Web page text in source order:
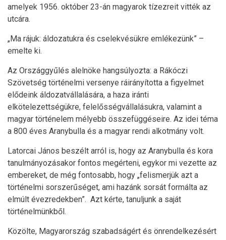
amelyek 1956. október 23-án magyarok tízezreit vitték az
utcára.
„Ma rájuk: áldozatukra és cselekvésükre emlékezünk” –
emelte ki.
Az Országgyűlés alelnöke hangsúlyozta: a Rákóczi
Szövetség történelmi versenye ráirányította a figyelmet
elődeink áldozatvállalására, a haza iránti
elkötelezettségükre, felelősségvállalásukra, valamint a
magyar történelem mélyebb összefüggéseire. Az idei téma
a 800 éves Aranybulla és a magyar rendi alkotmány volt.
Latorcai János beszélt arról is, hogy az Aranybulla és kora
tanulmányozásakor fontos megérteni, egykor mi vezette az
embereket, de még fontosabb, hogy „felismerjük azt a
történelmi sorszerűséget, ami hazánk sorsát formálta az
elmúlt évezredekben”. Azt kérte, tanuljunk a saját
történelmünkből.
Közölte, Magyarország szabadságért és önrendelkezésért